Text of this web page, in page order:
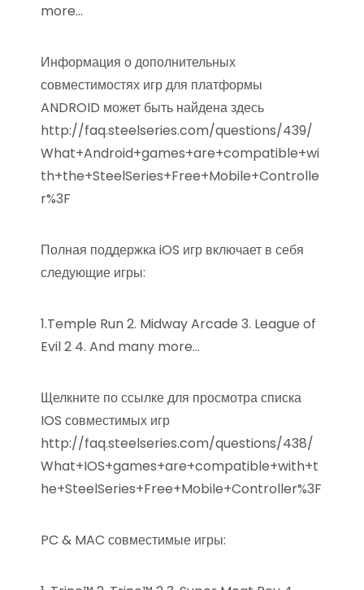
more…
Информация о дополнительных
совместимостях игр для платформы
ANDROID может быть найдена здесь
http://faq.steelseries.com/questions/439/
What+Android+games+are+compatible+wi
th+the+SteelSeries+Free+Mobile+Controlle
r%3F
Полная поддержка iOS игр включает в себя
следующие игры:
1.Temple Run 2. Midway Arcade 3. League of
Evil 2 4. And many more…
Щелкните по ссылке для просмотра списка
IOS совместимых игр
http://faq.steelseries.com/questions/438/
What+IOS+games+are+compatible+with+t
he+SteelSeries+Free+Mobile+Controller%3F
PC & MAC совместимые игры: